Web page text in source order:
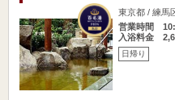
東京都 / 練馬
営業時間
入浴料金
日帰り